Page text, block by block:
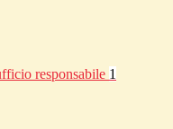
responsabile 1